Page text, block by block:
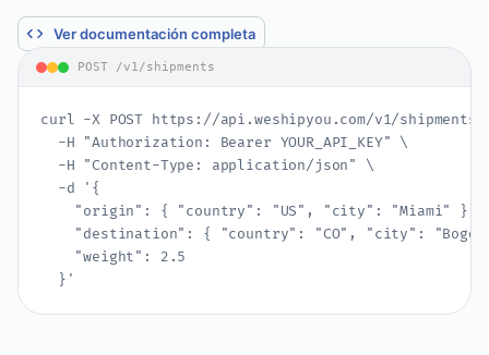
Ver documentación completa
POST /v1/shipments
curl -X POST https://api.weshipyou.com/v1/shipments
  -H "Authorization: Bearer YOUR_API_KEY" \
  -H "Content-Type: application/json" \
  -d '{
    "origin": { "country": "US", "city": "Miami" },
"destination": { "country": "CO", "city":
    "weight": 2.5
  }'